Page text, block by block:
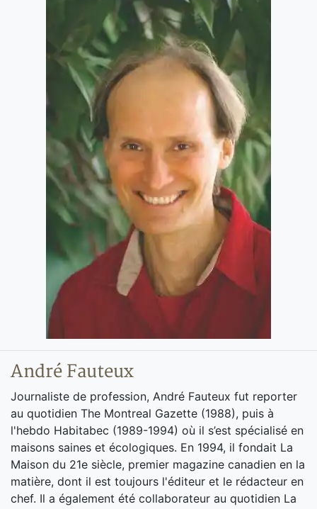
André Fauteux
Journaliste de profession, André Fauteux fut reporter
au quotidien The Montreal Gazette (1988), puis à
l'hebdo Habitabec (1989-1994) où il s’est spécialisé en
maisons saines et écologiques. En 1994, il fondait La
Maison du 21e siècle, premier magazine canadien en la
matière, dont il est toujours l'éditeur et le rédacteur en
chef. Il a également été collaborateur au quotidien La